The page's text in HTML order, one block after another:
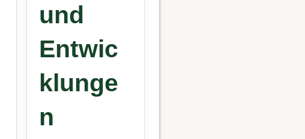
und
Entwic
klunge
n